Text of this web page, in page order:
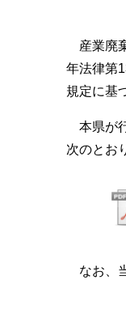
産業廃
年法律第
規定に基
本県が
次のとお
なお、